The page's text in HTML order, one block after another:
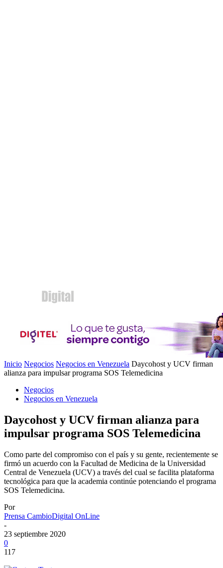
Inicio Negocios Negocios en Venezuela Daycohost y UCV firman
alianza para impulsar programa SOS Telemedicina
Negocios
Negocios en Venezuela
Daycohost y UCV firman alianza para
impulsar programa SOS Telemedicina
Como parte del compromiso con el país y su gente, recientemente se
firmó un acuerdo con la Facultad de Medicina de la Universidad
Central de Venezuela (UCV) a través del cual se facilita plataforma
tecnológica para que la academia continúe potenciando el programa
SOS Telemedicina.
Por
Prensa CambioDigital OnLine
-
23 septiembre 2020
0
117